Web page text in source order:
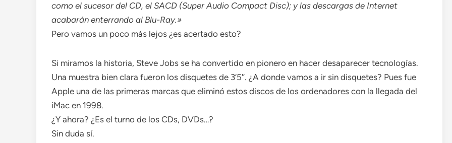
como el sucesor del CD, el SACD (Super Audio Compact Disc); y las descargas de Internet
acabarán enterrando al Blu-Ray.»
Pero vamos un poco más lejos ¿es acertado esto?
Si miramos la historia, Steve Jobs se ha convertido en pionero en hacer desaparecer tecnologías.
Una muestra bien clara fueron los disquetes de 3’5″. ¿A donde vamos a ir sin disquetes? Pues fue
Apple una de las primeras marcas que eliminó estos discos de los ordenadores con la llegada del
iMac en 1998.
¿Y ahora? ¿Es el turno de los CDs, DVDs…?
Sin duda sí.